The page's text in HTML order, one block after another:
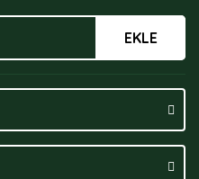
EKLE